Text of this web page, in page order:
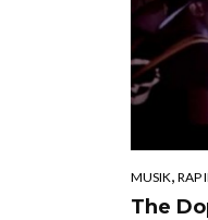
MUSIK RAP
The